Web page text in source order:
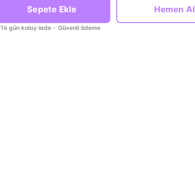
Sepete Ekle Hemen Al
14 gün kolay iade Güvenli ödeme